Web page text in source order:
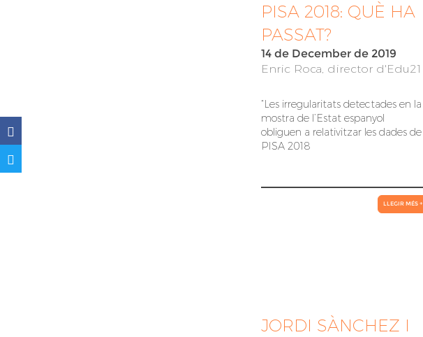
PISA 2018: QUÈ HA
PASSAT?
14 de December de 2019
Enric Roca, director d'Edu21
“Les irregularitats detectades en la
mostra de l’Estat espanyol
obliguen a relativitzar les dades de
PISA 2018
LLEGIR MÉS +
JORDI SÀNCHEZ I